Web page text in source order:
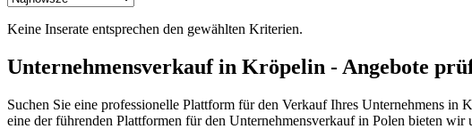
Keine Inserate entsprechen den gewählten Kriterien.
Unternehmensverkauf in Kröpelin - Angebote
Suchen Sie eine professionelle Plattform für den Verkauf Ihres Unternehmens
eine der führenden Plattformen für den Unternehmensverkauf in Polen bieten